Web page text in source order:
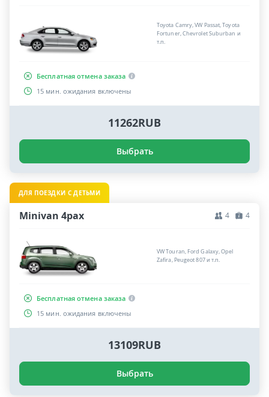
Toyota Camry, VW Passat, Toyota
Fortuner, Chevrolet Suburban и
т.п.
Бесплатная отмена заказа
15 мин. ожидания включены
11262RUB
Выбрать
ДЛЯ ПОЕЗДКИ С ДЕТЬМИ
Minivan 4pax 4 4
VW Touran, Ford Galaxy, Opel
Zafira, Peugeot 807 и т.п.
Бесплатная отмена заказа
15 мин. ожидания включены
13109RUB
Выбрать